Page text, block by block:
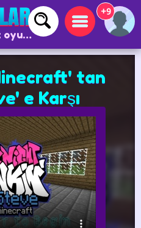
Oyunlar, ücretsiz oyunlar ve çevrimiçi oyunlar
+9
tan
e Karşı